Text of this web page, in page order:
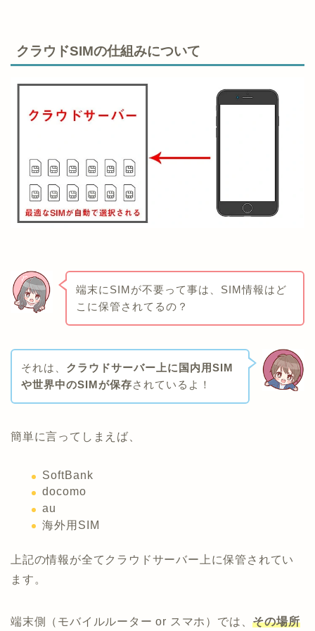
クラウドSIMの仕組みについて
端末にSIMが不要って事は、SIM情報はど
こに保管されてるの？
それは、 クラウドサーバー上に国内用SIM
や世界中のSIMが保存されているよ！
簡単に言ってしまえば、
SoftBank
docomo
au
海外用SIM
上記の情報が全てクラウドサーバー上に保管されてい
ます。
端末側（モバイルルーター or スマホ）では、その場所